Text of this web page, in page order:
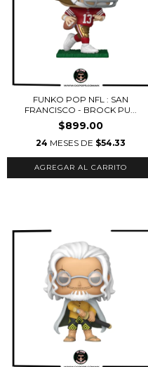
FUNKO POP NFL : SAN
FRANCISCO - BROCK PU...
$899.00
24 MESES DE $54.33